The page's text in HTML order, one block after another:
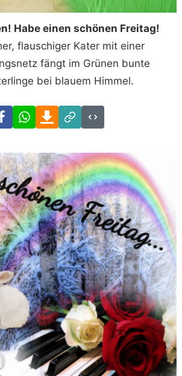
Habe einen schönen Freitag!
flauschiger Kater mit einer
fängt im Grünen bunte
bei blauem Himmel.
FacebookWhatsAppDownload
Link
Code